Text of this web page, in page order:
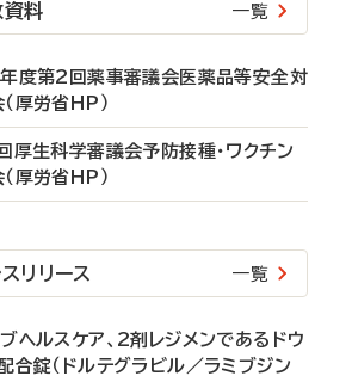
資料 一覧
度第2回薬事審議会医薬品等安全対
厚労省HP）
厚生科学審議会予防接種・ワクチン
厚労省HP）
リリース 一覧
ヘルスケア、2剤レジメンであるドウ
合錠（ドルテグラビル／ラミブジン